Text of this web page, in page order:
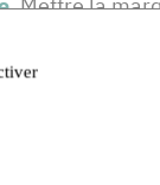
. Mettre la
menthe